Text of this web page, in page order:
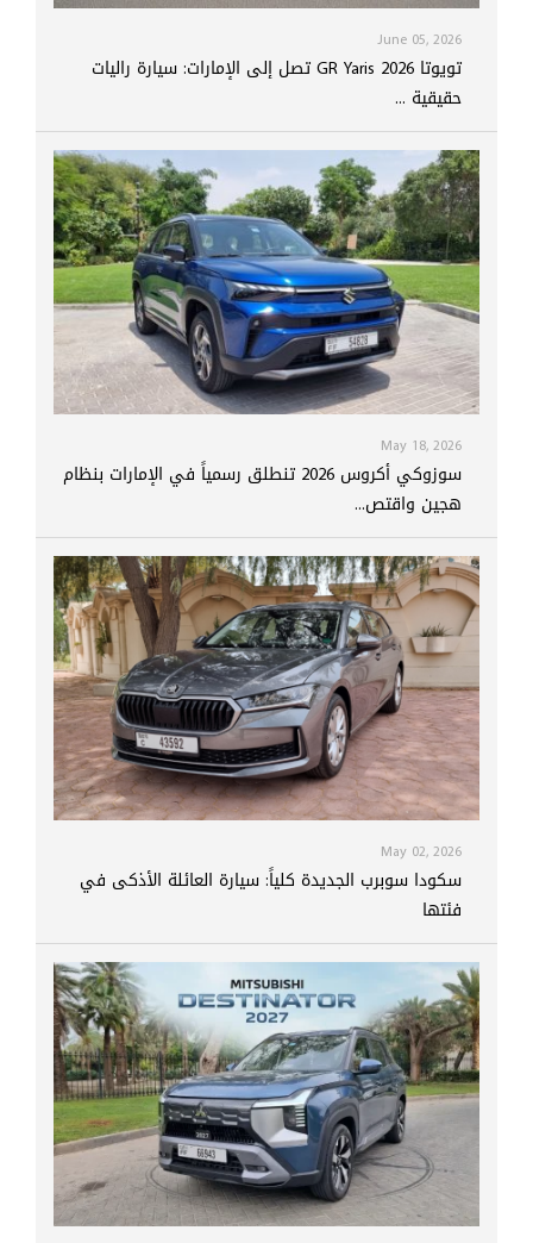
June 05, 2026
تويوتا GR Yaris 2026 تصل إلى الإمارات: سيارة راليات
حقيقية ...
May 18, 2026
سوزوكي أكروس 2026 تنطلق رسمياً في الإمارات بنظام
هجين واقتص...
May 02, 2026
سكودا سوبرب الجديدة كلياً: سيارة العائلة الأذكى في
فئتها